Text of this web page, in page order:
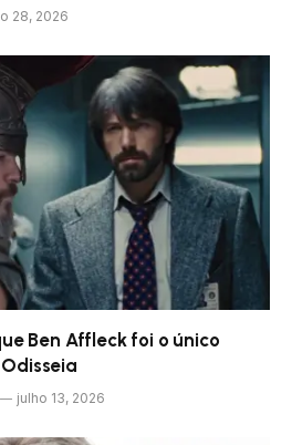
28, 2026
Ben Affleck foi o único
julho 13, 2026